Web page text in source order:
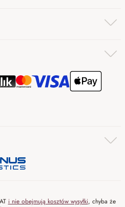
i nie obejmują kosztów wysyłki, chyba że